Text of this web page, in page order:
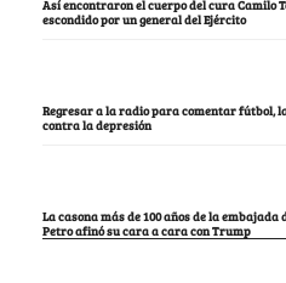
Así encontraron el cuerpo del cura Camilo
escondido por un general del Ejército
Regresar a la radio para comentar fútbol,
contra la depresión
La casona más de 100 años de la
Petro afinó su cara a cara con Trump